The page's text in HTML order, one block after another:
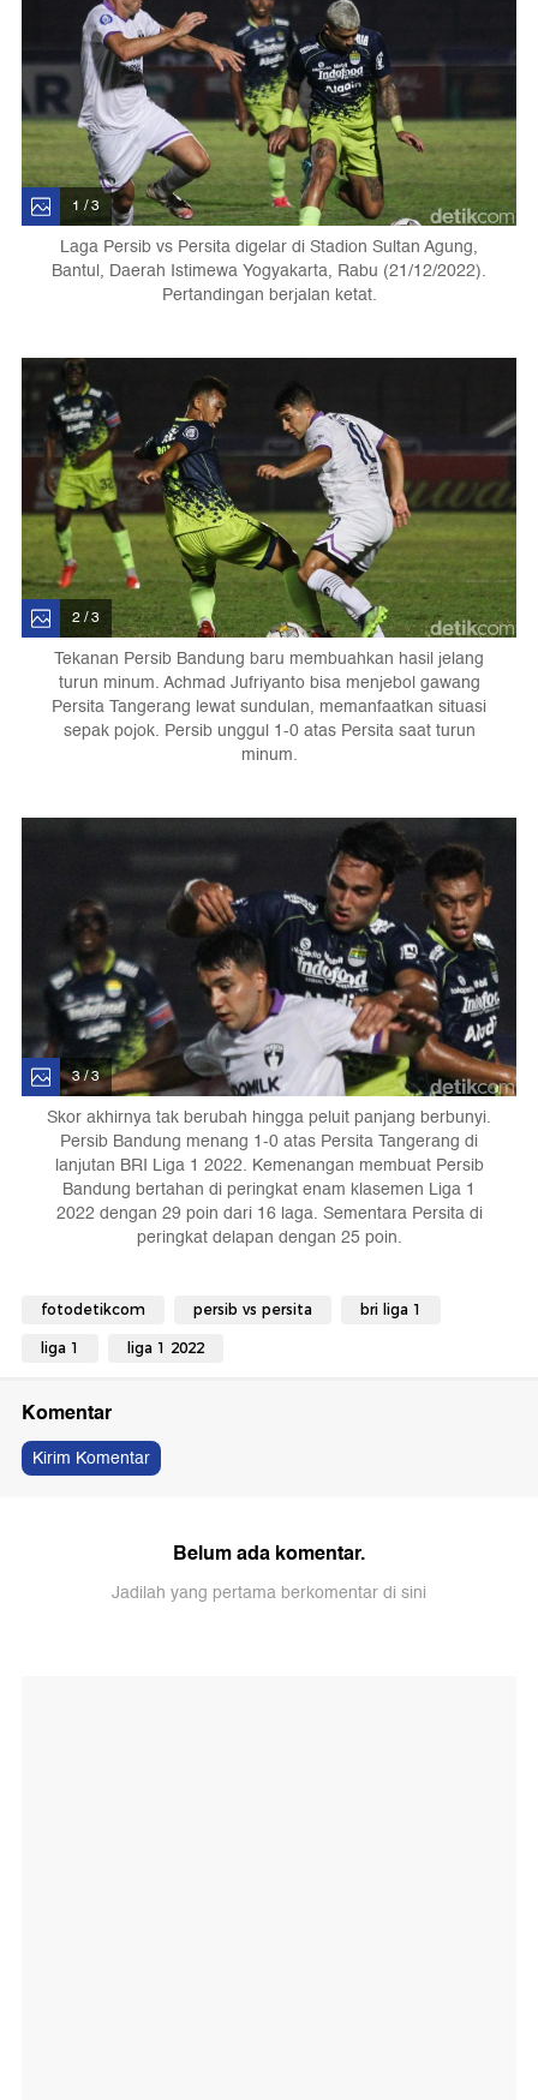
1 / 3
Laga Persib vs Persita digelar di Stadion Sultan Agung,
Bantul, Daerah Istimewa Yogyakarta, Rabu (21/12/2022).
Pertandingan berjalan ketat.
2 / 3
Tekanan Persib Bandung baru membuahkan hasil jelang
turun minum. Achmad Jufriyanto bisa menjebol gawang
Persita Tangerang lewat sundulan, memanfaatkan situasi
sepak pojok. Persib unggul 1-0 atas Persita saat turun
minum.
3 / 3
Skor akhirnya tak berubah hingga peluit panjang berbunyi.
Persib Bandung menang 1-0 atas Persita Tangerang di
lanjutan BRI Liga 1 2022. Kemenangan membuat Persib
Bandung bertahan di peringkat enam klasemen Liga 1
2022 dengan 29 poin dari 16 laga. Sementara Persita di
peringkat delapan dengan 25 poin.
fotodetikcom persib vs persita bri liga 1
liga 1 liga 1 2022
Komentar
Kirim Komentar
Belum ada komentar.
Jadilah yang pertama berkomentar di sini